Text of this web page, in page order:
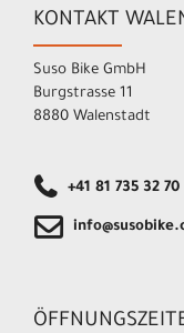
KONTAKT
Suso Bike GmbH
Burgstrasse 11
8880 Walenstadt
+41 81 735 32 70